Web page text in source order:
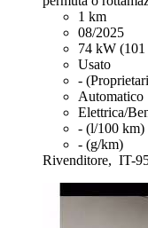
1 km
08/2025
74 kW
Usato
-
Automatico
Elettrica/
- (l/100 km)
- (g/km)
Rivenditore, IT-